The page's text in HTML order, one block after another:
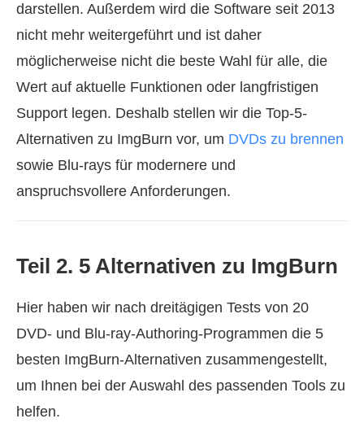
darstellen. Außerdem wird die Software seit 2013
nicht mehr weitergeführt und ist daher
möglicherweise nicht die beste Wahl für alle, die
Wert auf aktuelle Funktionen oder langfristigen
Support legen. Deshalb stellen wir die Top-5-
Alternativen zu ImgBurn vor, um DVDs zu brennen
sowie Blu-rays für modernere und
anspruchsvollere Anforderungen.
Teil 2. 5 Alternativen zu ImgBurn
Hier haben wir nach dreitägigen Tests von 20
DVD- und Blu-ray-Authoring-Programmen die 5
besten ImgBurn-Alternativen zusammengestellt,
um Ihnen bei der Auswahl des passenden Tools zu
helfen.